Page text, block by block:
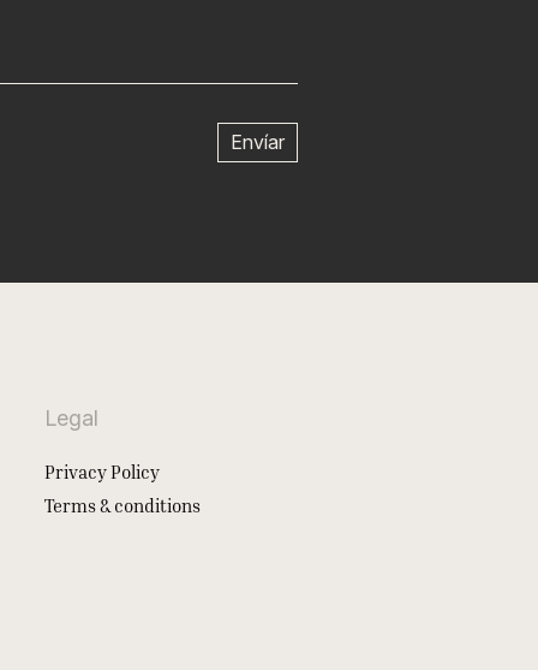
Legal
Privacy Policy
Terms & conditions